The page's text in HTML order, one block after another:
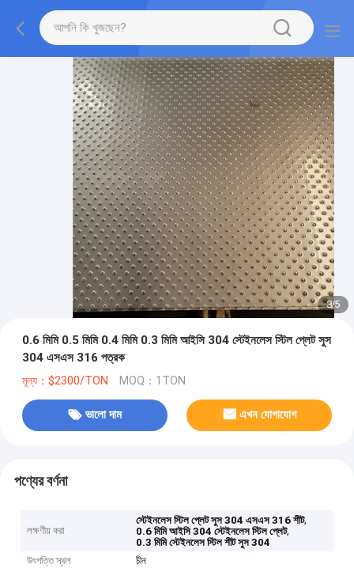
3/5
0.6 মিমি 0.5 মিমি 0.4 মিমি 0.3 মিমি আইসি 304 স্টেইনলেস স্টিল প্লেট সুস
304 এসএস 316 পত্রক
মূল্য：$2300/TON MOQ：1TON
ভালো দাম এখন যোগাযোগ
পণ্যের বর্ণনা
লক্ষণীয় করা
স্টেইনলেস স্টিল প্লেট সুস 304 এসএস 316 শীট,
0.6 মিমি আইসি 304 স্টেইনলেস স্টিল প্লেট,
0.3 মিমি স্টেইনলেস স্টিল শীট সুস 304
উৎপত্তি স্থল
চীন